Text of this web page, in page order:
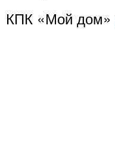
КПК «Мой дом»